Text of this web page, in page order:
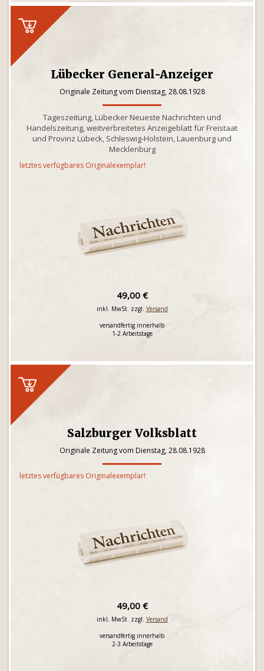
Lübecker General-Anzeiger
Originale Zeitung vom Dienstag, 28.08.1928
Tageszeitung, Lübecker Neueste Nachrichten und
Handelszeitung, weitverbreitetes Anzeigeblatt für Freistaat
und Provinz Lübeck, Schleswig-Holstein, Lauenburg und
Mecklenburg
letztes verfügbares Originalexemplar!
49,00 €
inkl. MwSt. zzgl. Versand
versandfertig innerhalb
1-2 Arbeitstage
Salzburger Volksblatt
Originale Zeitung vom Dienstag, 28.08.1928
letztes verfügbares Originalexemplar!
49,00 €
inkl. MwSt. zzgl. Versand
versandfertig innerhalb
2-3 Arbeitstage